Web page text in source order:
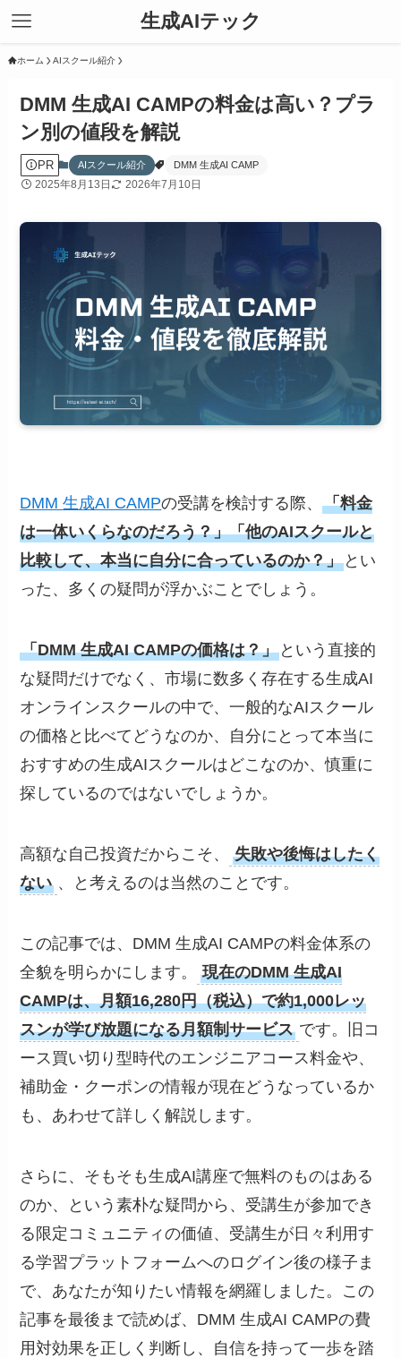
生成AIテック
ホーム AIスクール紹介
DMM 生成AI CAMPの料金は高い？プラ
ン別の値段を解説
PR AIスクール紹介 DMM 生成AI CAMP
2025年8月13日 2026年7月10日
DMM 生成AI CAMPの受講を検討する際、「料金
は一体いくらなのだろう？」「他のAIスクールと
比較して、本当に自分に合っているのか？」 とい
った、多くの疑問が浮かぶことでしょう。
「DMM 生成AI CAMPの価格は？」 という直接的
な疑問だけでなく、市場に数多く存在する生成AI
オンラインスクールの中で、一般的なAIスクール
の価格と比べてどうなのか、自分にとって本当に
おすすめの生成AIスクールはどこなのか、慎重に
探しているのではないでしょうか。
高額な自己投資だからこそ、
失敗や後悔はしたく
ない 、と考えるのは当然のことです。
この記事では、DMM 生成AI CAMPの料金体系の
全貌を明らかにします。
現在のDMM 生成AI
CAMPは、月額16,280円（税込）で約1,000レッ
スンが学び放題になる月額制サービス です。旧コ
ース買い切り型時代のエンジニアコース料金や、
補助金・クーポンの情報が現在どうなっているか
も、あわせて詳しく解説します。
さらに、そもそも生成AI講座で無料のものはある
のか、という素朴な疑問から、受講生が参加でき
る限定コミュニティの価値、受講生が日々利用す
る学習プラットフォームへのログイン後の様子ま
で、あなたが知りたい情報を網羅しました。この
記事を最後まで読めば、DMM 生成AI CAMPの費
用対効果を正しく判断し、自信を持って一歩を踏